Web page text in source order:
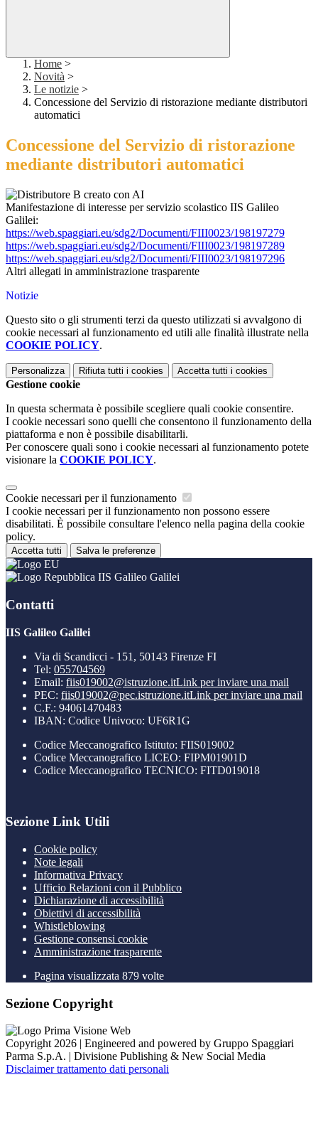
Home >
Novità >
Le notizie >
Concessione del Servizio di ristorazione mediante distributori
automatici
Concessione del Servizio di ristorazione
mediante distributori automatici
Manifestazione di interesse per servizio scolastico IIS Galileo
Galilei:
https://web.spaggiari.eu/sdg2/Documenti/FIII0023/198197279
https://web.spaggiari.eu/sdg2/Documenti/FIII0023/198197289
https://web.spaggiari.eu/sdg2/Documenti/FIII0023/198197296
Altri allegati in amministrazione trasparente
Notizie
Questo sito o gli strumenti terzi da questo utilizzati si avvalgono di
cookie necessari al funzionamento ed utili alle finalità illustrate nella
COOKIE POLICY.
Personalizza Rifiuta tutti i cookies Accetta tutti i cookies
Gestione cookie
In questa schermata è possibile scegliere quali cookie consentire.
I cookie necessari sono quelli che consentono il funzionamento della
piattaforma e non è possibile disabilitarli.
Per conoscere quali sono i cookie necessari al funzionamento potete
visionare la COOKIE POLICY.
Cookie necessari per il funzionamento
I cookie necessari per il funzionamento non possono essere
disabilitati. È possibile consultare l'elenco nella pagina della cookie
policy.
Accetta tutti Salva le preferenze
IIS Galileo Galilei
Contatti
IIS Galileo Galilei
Via di Scandicci - 151, 50143 Firenze FI
Tel: 055704569
Email: fiis019002@istruzione.itLink per inviare una mail
PEC: fiis019002@pec.istruzione.itLink per inviare una mail
C.F.: 94061470483
IBAN: Codice Univoco: UF6R1G
Codice Meccanografico Istituto: FIIS019002
Codice Meccanografico LICEO: FIPM01901D
Codice Meccanografico TECNICO: FITD019018
Sezione Link Utili
Cookie policy
Note legali
Informativa Privacy
Ufficio Relazioni con il Pubblico
Dichiarazione di accessibilità
Obiettivi di accessibilità
Whistleblowing
Gestione consensi cookie
Amministrazione trasparente
Pagina visualizzata 879 volte
Sezione Copyright
Copyright 2026 | Engineered and powered by Gruppo Spaggiari
Parma S.p.A. | Divisione Publishing & New Social Media
Disclaimer trattamento dati personali